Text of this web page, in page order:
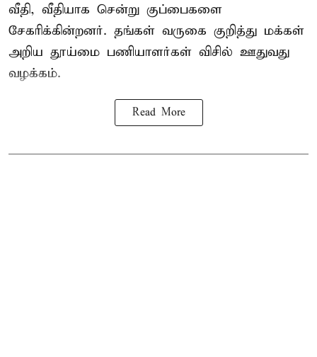
வீதி, வீதியாக சென்று குப்பைகளை
சேகரிக்கின்றனர். தங்கள் வருகை குறித்து மக்கள்
அறிய தூய்மை பணியாளர்கள் விசில் ஊதுவது
வழக்கம்.
Read More